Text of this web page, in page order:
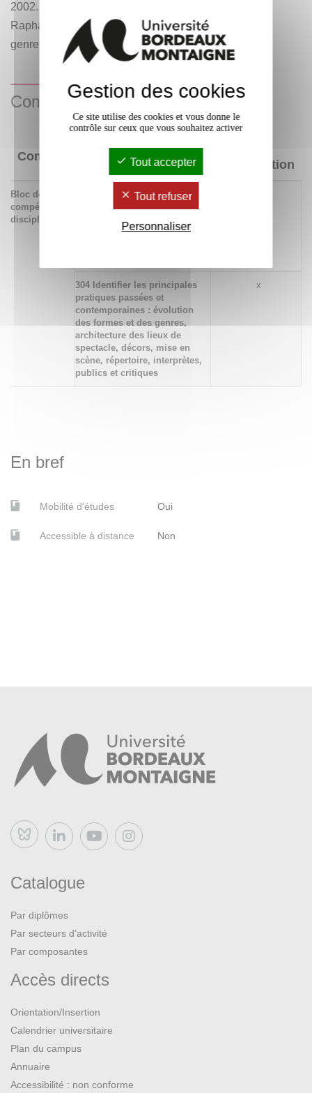
2002.
Raphaëlle Moine (dir.), Le cinéma français face aux
genres, Paris, AFRHC, 2005.
Compétences acquises
Compétences
d'acquisition
Bloc de
compétences
disciplinaires
450 Mobiliser une culture
dans le domaine concerné
pour analyser, documenter
et interpréter les créations
304 Identifier les principales
pratiques passées et
contemporaines : évolution
des formes et des genres,
architecture des lieux de
spectacle, décors, mise en
scène, répertoire, interprètes,
publics et critiques
x
En bref
Mobilité d'études Oui
Accessible à distance Non
Bluesky
Catalogue
Par diplômes
Par secteurs d’activité
Par composantes
Accès directs
Orientation/Insertion
Calendrier universitaire
Plan du campus
Annuaire
Accessibilité : non conforme
Gestion des cookies
Ce site utilise des cookies et vous donne le
contrôle sur ceux que vous souhaitez activer
Tout accepter
Tout refuser
Personnaliser